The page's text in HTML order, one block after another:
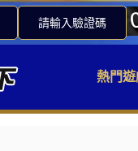
請輸入驗證碼
熱門